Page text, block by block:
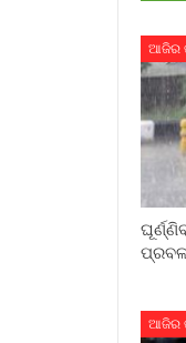
ଆଜିର
ଆଜିର